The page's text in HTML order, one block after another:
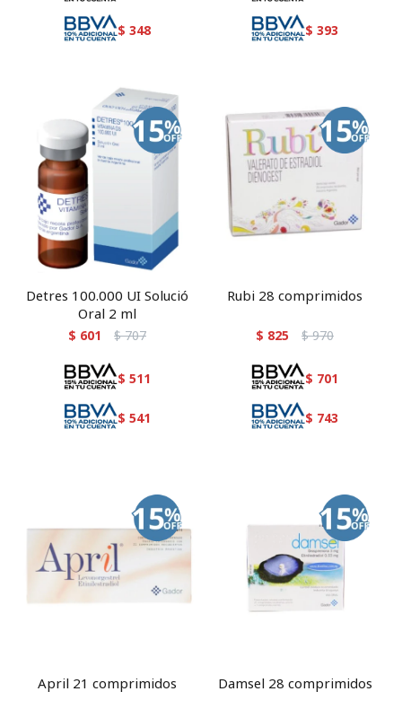
$ 348 $ 393
Detres 100.000 UI Solució
Oral 2 ml
$ 601 $ 707
$ 511
$ 541
Rubi 28 comprimidos
$ 825 $ 970
$ 701
$ 743
April 21 comprimidos Damsel 28 comprimidos